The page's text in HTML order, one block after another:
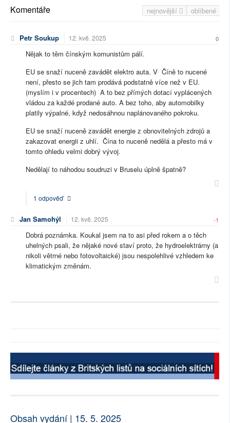
nejnovější oblíbené
Komentáře
Petr Soukup 12. kvě. 2025 0
Nějak to těm čínským komunistům pálí.
EU se snaží nuceně zavádět elektro auta. V Číně to nucené
není, přesto se jich tam prodává podstatně více než v EU.
(myslím i v procentech) A to bez přímých dotací vyplácených
vládou za každé prodané auto. A bez toho, aby automobilky
platily výpalné, když nedosáhnou naplánovaného pokroku.
EU se snaží nuceně zavádět energie z obnovitelných zdrojů a
zakazovat energii z uhlí. Čína to nuceně nedělá a přesto má v
tomto ohledu velmi dobrý vývoj.
Nedělají to náhodou soudruzi v Bruselu úplně špatně?
1 odpověď
Jan Samohýl 12. kvě. 2025 -1
Dobrá poznámka. Koukal jsem na to asi před rokem a o těch
uhelných psali, že nějaké nové staví proto, že hydroelektrárny (a
nikoli větrné nebo fotovoltaické) jsou nespolehlivé vzhledem ke
klimatickým změnám.
Obsah vydání | 15. 5. 2025